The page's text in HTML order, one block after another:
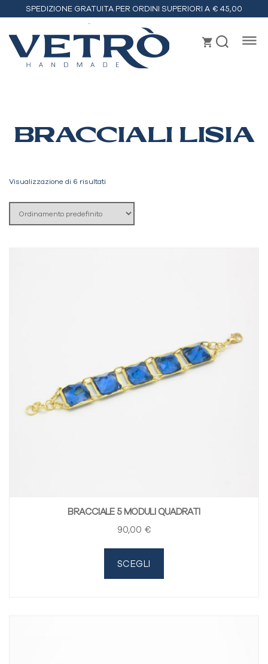
SPEDIZIONE GRATUITA PER ORDINI SUPERIORI A € 45,00
BRACCIALI LISIA
Visualizzazione di 6 risultati
BRACCIALE 5 MODULI QUADRATI
90,00 €
SCEGLI